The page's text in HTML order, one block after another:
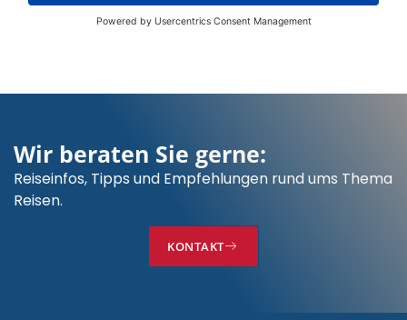
Wir beraten Sie gerne:
Reiseinfos, Tipps und Empfehlungen rund ums Thema
Reisen.
KONTAKT